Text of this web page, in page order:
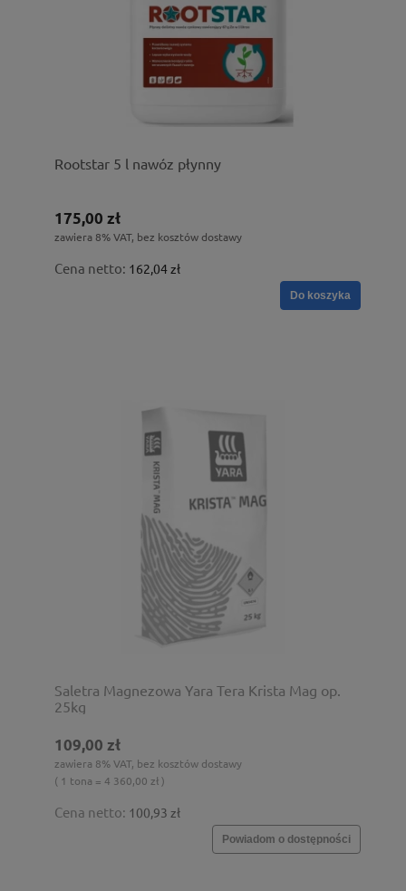
Rootstar 5 l nawóz płynny
175,00 zł
zawiera 8% VAT, bez kosztów dostawy
Cena netto: 162,04 zł
Do koszyka
Saletra Magnezowa Yara Tera Krista Mag op.
25kg
109,00 zł
zawiera 8% VAT, bez kosztów dostawy
( 1 tona = 4 360,00 zł )
Cena netto: 100,93 zł
Powiadom o dostępności